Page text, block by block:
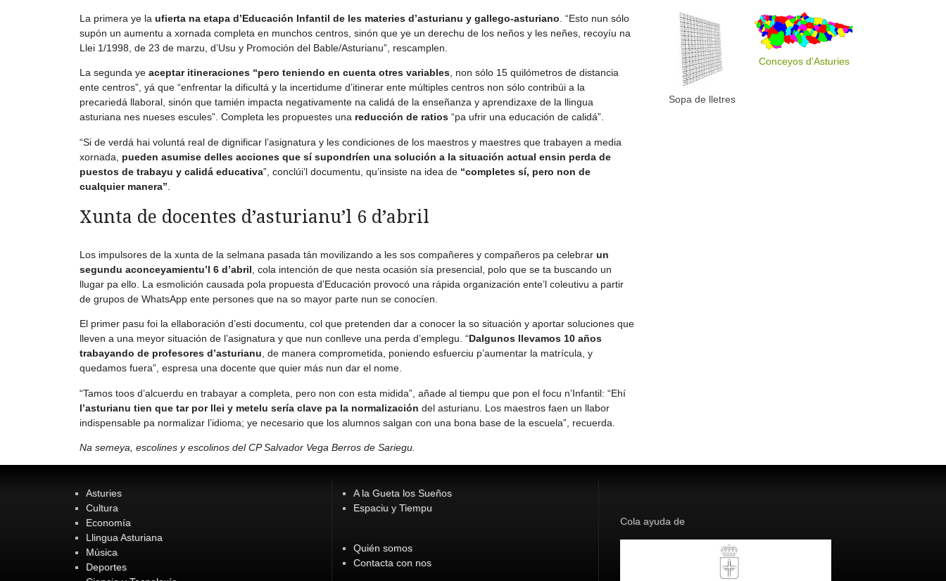
La primera ye la ufierta na etapa d’Educación Infantil de les materies d’asturianu y gallego-asturiano . “Esto nun sólo
supón un aumentu a xornada completa en munchos centros, sinón que ye un derechu de los neños y les neñes, recoyíu na
Llei 1/1998, de 23 de marzu, d’Usu y Promoción del Bable/Asturianu”, rescamplen.
La segunda ye aceptar itineraciones “pero teniendo en cuenta otres variables , non sólo 15 quilómetros de distancia
ente centros”, yá que “enfrentar la dificultá y la incertidume d’itinerar ente múltiples centros non sólo contribúi a la
precariedá llaboral, sinón que tamién impacta negativamente na calidá de la enseñanza y aprendizaxe de la llingua
asturiana nes nueses escules”. Completa les propuestes una reducción de ratios “pa ufrir una educación de calidá”.
“Si de verdá hai voluntá real de dignificar l’asignatura y les condiciones de los maestros y maestres que trabayen a media
xornada, pueden asumise delles acciones que sí supondríen una solución a la situación actual ensin perda de
puestos de trabayu y calidá educativa”, conclúi’l documentu, qu’insiste na idea de “completes sí, pero non de
cualquier manera”
Xunta de docentes d’asturianu’l 6 d’abril
Los impulsores de la xunta de la selmana pasada tán movilizando a les sos compañeres y compañeros pa celebrar un
segundu aconceyamientu’l 6 d’abril , cola intención de que nesta ocasión sía presencial, polo que se ta buscando un
llugar pa ello. La esmolición causada pola propuesta d’Educación provocó una rápida organización ente’l coleutivu a partir
de grupos de WhatsApp ente persones que na so mayor parte nun se conocíen.
El primer pasu foi la ellaboración d’esti documentu, col que pretenden dar a conocer la so situación y aportar soluciones que
lleven a una meyor situación de l’asignatura y que nun conlleve una perda d’emplegu. “Dalgunos llevamos 10 años
trabayando de profesores d’asturianu, de manera comprometida, poniendo esfuerciu p’aumentar la matrícula, y
quedamos fuera”, espresa una docente que quier más nun dar el nome.
“Tamos toos d’alcuerdu en trabayar a completa, pero non con esta midida”, añade al tiempu que pon el focu n’Infantil: “Ehí
l’asturianu tien que tar por llei y metelu sería clave pa la normalización del asturianu. Los maestros faen un llabor
indispensable pa normalizar l’idioma; ye necesario que los alumnos salgan con una bona base de la escuela”, recuerda.
Na semeya, escolines y escolinos del CP Salvador Vega Berros de Sariegu.
Sopa de lletres
Conceyos d'Asturies
Asturies
Cultura
Economía
Llingua Asturiana
Música
Deportes
A la Gueta los Sueños
Espaciu y Tiempu
Quién somos
Contacta con nos
Cola ayuda de